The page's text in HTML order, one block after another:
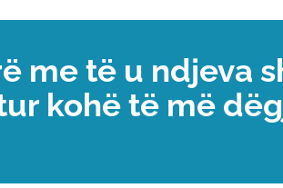
me të u ndjeva
kohë të më